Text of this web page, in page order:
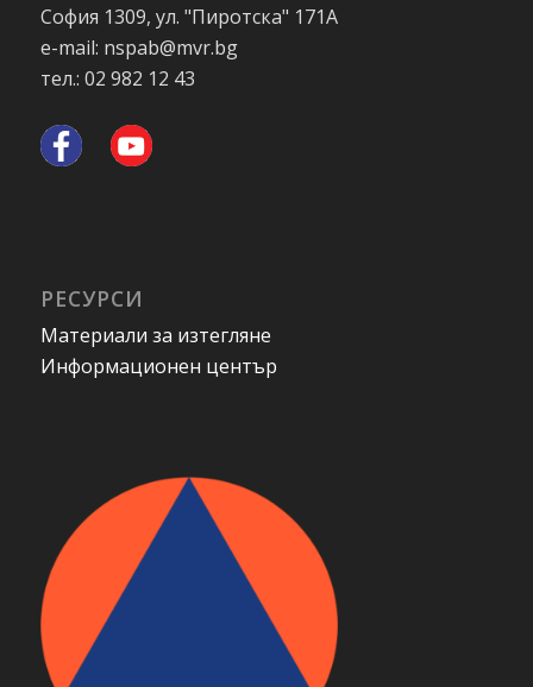
София 1309, ул. "Пиротска" 171А
e-mail: nspab@mvr.bg
тел.: 02 982 12 43
РЕСУРСИ
Материали за изтегляне
Информационен център